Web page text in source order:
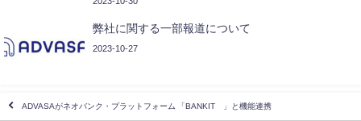
弊社に関する一部報道について
2023-10-27
ADVASAがネオバンク・プラットフォーム 「BANKIT®」と機能連携